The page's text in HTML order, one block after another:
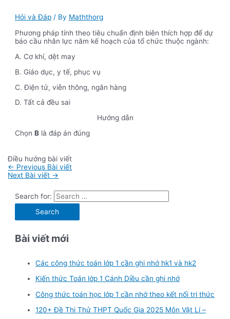
Hỏi và Đáp / By Maththorg
Phương pháp tính theo tiêu chuẩn định biên thích hợp để dự
báo cầu nhân lực năm kế hoạch của tổ chức thuộc ngành:
A. Cơ khí, dệt may
B. Giáo dục, y tế, phục vụ
C. Điện tử, viễn thông, ngân hàng
D. Tất cả đều sai
Hướng dẫn
ChọnB là đáp án đúng
Điều hướng bài viết
← Previous Bài viết
Next Bài viết →
Search for:
Bài viết mới
Các công thức toán lớp 1 cần ghi nhớ hk1 và hk2
Kiến thức Toán lớp 1 Cánh Diều cần ghi nhớ
Công thức toán học lớp 1 cần nhớ theo kết nối tri thức
120+ Đề Thi Thử THPT Quốc Gia 2025 Môn Vật Lí –